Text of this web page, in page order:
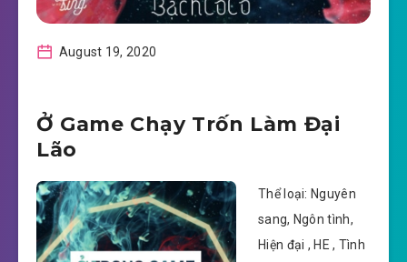
August 19, 2020
Ở Game Chạy Trốn Làm Đại
Lão
Thể loại: Nguyên
sang, Ngôn tình,
Hiện đại , HE , Tình